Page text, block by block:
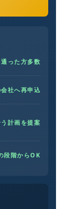
通った方多数
社へ再申込
計画を提案
段階からOK